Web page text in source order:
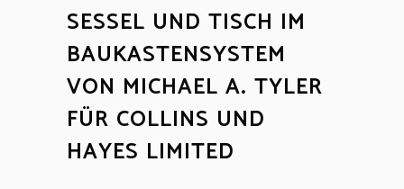
SESSEL UND TISCH IM
BAUKASTENSYSTEM
VON MICHAEL A. TYLER
FÜR COLLINS UND
HAYES LIMITED